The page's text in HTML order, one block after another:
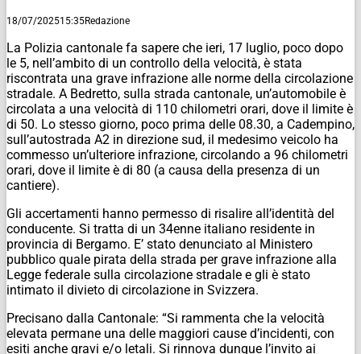
18/07/202515:35Redazione
La Polizia cantonale fa sapere che ieri, 17 luglio, poco dopo
le 5, nell’ambito di un controllo della velocità, è stata
riscontrata una grave infrazione alle norme della circolazione
stradale. A Bedretto, sulla strada cantonale, un’automobile è
circolata a una velocità di 110 chilometri orari, dove il limite è
di 50. Lo stesso giorno, poco prima delle 08.30, a Cadempino,
sull’autostrada A2 in direzione sud, il medesimo veicolo ha
commesso un’ulteriore infrazione, circolando a 96 chilometri
orari, dove il limite è di 80 (a causa della presenza di un
cantiere).
Gli accertamenti hanno permesso di risalire all’identità del
conducente. Si tratta di un 34enne italiano residente in
provincia di Bergamo. E’ stato denunciato al Ministero
pubblico quale pirata della strada per grave infrazione alla
Legge federale sulla circolazione stradale e gli è stato
intimato il divieto di circolazione in Svizzera.
Precisano dalla Cantonale: “Si rammenta che la velocità
elevata permane una delle maggiori cause d’incidenti, con
esiti anche gravi e/o letali. Si rinnova dunque l’invito ai